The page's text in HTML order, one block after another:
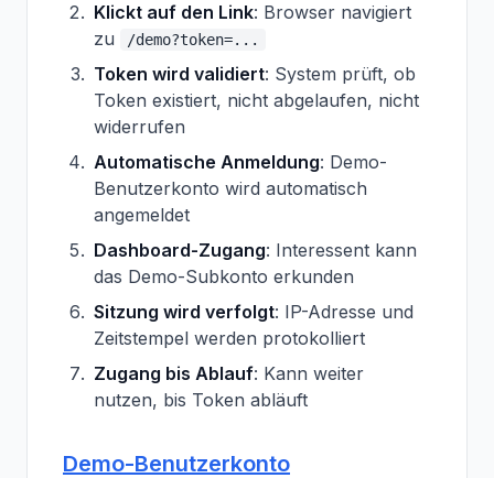
Klickt auf den Link: Browser navigiert
zu
/demo?token=...
Token wird validiert: System prüft, ob
Token existiert, nicht abgelaufen, nicht
widerrufen
Automatische Anmeldung: Demo-
Benutzerkonto wird automatisch
angemeldet
Dashboard-Zugang: Interessent kann
das Demo-Subkonto erkunden
Sitzung wird verfolgt: IP-Adresse und
Zeitstempel werden protokolliert
Zugang bis Ablauf: Kann weiter
nutzen, bis Token abläuft
Demo-Benutzerkonto